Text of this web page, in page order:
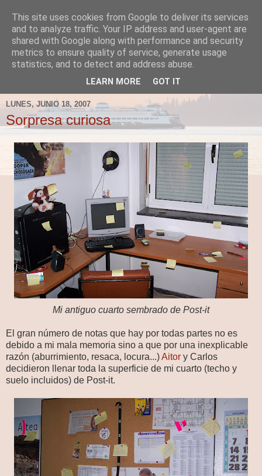
Fergus el Destructor
Blog sobre lo que le apetece escribir a Fergus, en el caso
de que le apetezca escribir.
LUNES, JUNIO 18, 2007
Sorpresa curiosa
Mi antiguo cuarto sembrado de Post-it
El gran número de notas que hay por todas partes no es
debido a mi mala memoria sino a que por una inexplicable
razón (aburrimiento, resaca, locura...)Aitor y Carlos
decidieron llenar toda la superficie de mi cuarto (techo y
suelo incluidos) de Post-it.
This site uses cookies from Google to deliver its services
and to analyze traffic. Your IP address and user-agent are
shared with Google along with performance and security
metrics to ensure quality of service, generate usage
statistics, and to detect and address abuse.
LEARN MORE GOT IT